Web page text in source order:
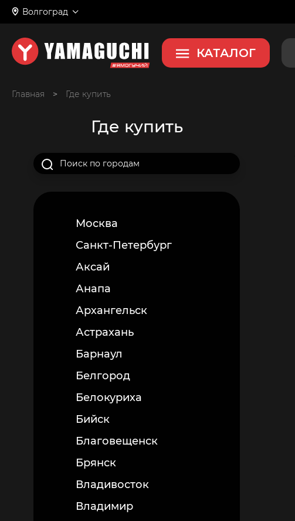
Волгоград
КАТАЛОГ
Главная > Где купить
Где купить
Москва
Санкт-Петербург
Аксай
Анапа
Архангельск
Астрахань
Барнаул
Белгород
Белокуриха
Бийск
Благовещенск
Брянск
Владивосток
Владимир